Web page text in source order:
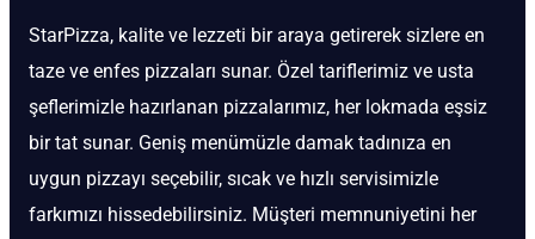
StarPizza, kalite ve lezzeti bir araya getirerek sizlere en
taze ve enfes pizzaları sunar. Özel tariflerimiz ve usta
şeflerimizle hazırlanan pizzalarımız, her lokmada eşsiz
bir tat sunar. Geniş menümüzle damak tadınıza en
uygun pizzayı seçebilir, sıcak ve hızlı servisimizle
farkımızı hissedebilirsiniz. Müşteri memnuniyetini her